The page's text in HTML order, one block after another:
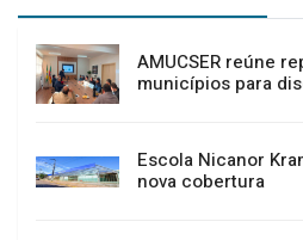
AMUCSER reúne
municípios para
Escola Nicanor
nova cobertura